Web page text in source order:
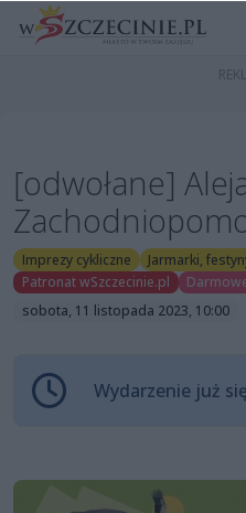
[odwołane]
Imprezy cykliczne
Jarmarki,
Patronat wSzczecinie.pl
sobota, 11 listopada 2023, 10:00
Wydarzenie już